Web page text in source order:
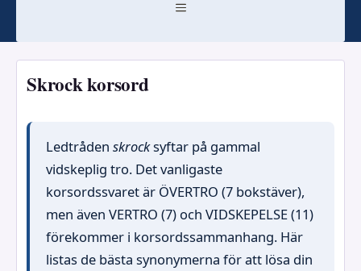
MENY
Skrock korsord
Ledtråden skrocksyftar på gammal
vidskeplig tro. Det vanligaste
korsordssvaret är ÖVERTRO (7 bokstäver),
men även VERTRO (7) och VIDSKEPELSE (11)
förekommer i korsordssammanhang. Här
listas de bästa synonymerna för att lösa din